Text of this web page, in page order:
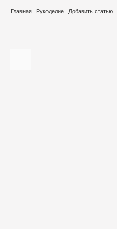
Главная | Рукоделие | Добавить статью |